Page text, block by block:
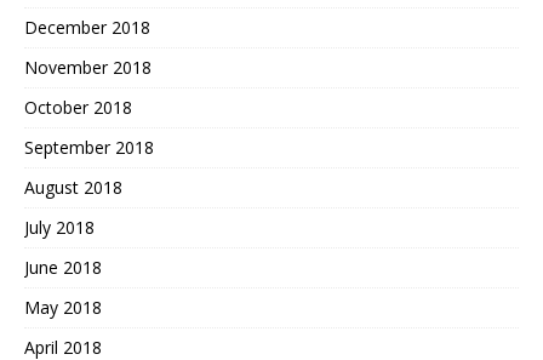
December 2018
November 2018
October 2018
September 2018
August 2018
July 2018
June 2018
May 2018
April 2018